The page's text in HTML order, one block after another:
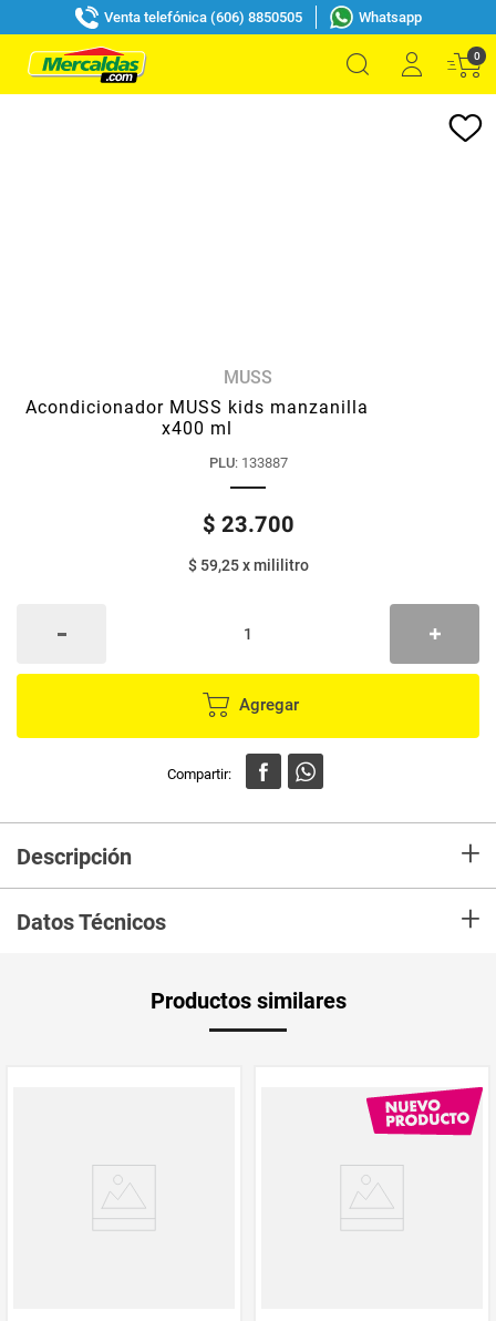
Venta telefónica (606) 8850505 Whatsapp
0
MUSS
Acondicionador MUSS kids manzanilla
x400 ml
PLU: 133887
$ 23.700
$ 59,25xmililitro
Agregar
Descripción +
Datos Técnicos +
Productos similares